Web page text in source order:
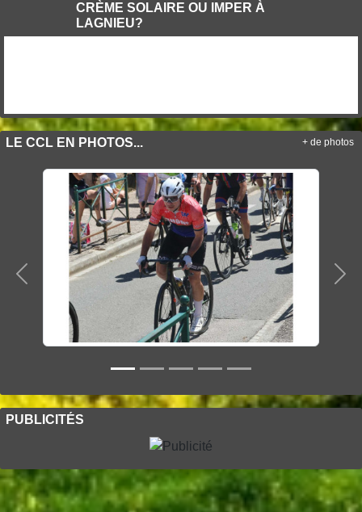
CRÈME SOLAIRE OU IMPER À
LAGNIEU?
LE CCL EN PHOTOS...
Précedent
+ de photos
PUBLICITÉS